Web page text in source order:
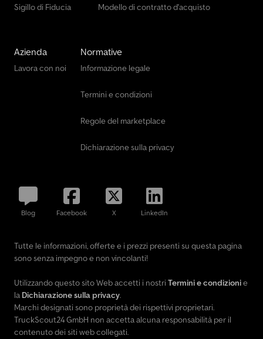
Sigillo di Fiducia Modello di contratto d'acquisto
Azienda
Lavora con noi
Normative
Informazione legale
Termini e condizioni
Regole del marketplace
Dichiarazione sulla privacy
Blog Facebook X LinkedIn
Tutte le informazioni, offerte e i prezzi presenti su questa pagina
sono senza impegno e non vincolanti!
Utilizzando questo sito Web accetti i nostri Termini e condizionie
la Dichiarazione sulla privacy.
Marchi designati sono proprietà dei rispettivi proprietari.
TruckScout24 GmbH non accetta alcuna responsabilità per il
contenuto dei siti web collegati.